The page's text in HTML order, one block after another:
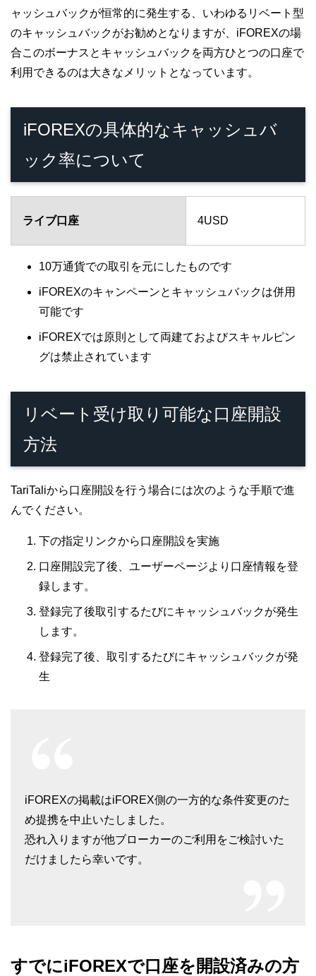
ャッシュバックが恒常的に発生する、いわゆるリベート型
のキャッシュバックがお勧めとなりますが、iFOREXの場
合このボーナスとキャッシュバックを両方ひとつの口座で
利用できるのは大きなメリットとなっています。
iFOREXの具体的なキャッシュバ
ック率について
ライブ口座 4USD
10万通貨での取引を元にしたものです
iFOREXのキャンペーンとキャッシュバックは併用
可能です
iFOREXでは原則として両建ておよびスキャルピン
グは禁止されています
リベート受け取り可能な口座開設
方法
TariTaliから口座開設を行う場合には次のような手順で進
んでください。
下の指定リンクから口座開設を実施
口座開設完了後、ユーザーページより口座情報を登
録します。
登録完了後取引するたびにキャッシュバックが発生
します。
登録完了後、取引するたびにキャッシュバックが発
生
iFOREXの掲載はiFOREX側の一方的な条件変更のた
め提携を中止いたしました。
恐れ入りますが他ブローカーのご利用をご検討いた
だけましたら幸いです。
すでにiFOREXで口座を開設済みの方